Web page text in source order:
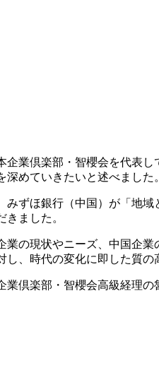
企業倶楽部・智櫻会を代表
深めていきたいと述べました。
みずほ銀行（中国）が「地
きました。
業の現状やニーズ、中国企
し、時代の変化に即した質
業倶楽部・智櫻会高級経理